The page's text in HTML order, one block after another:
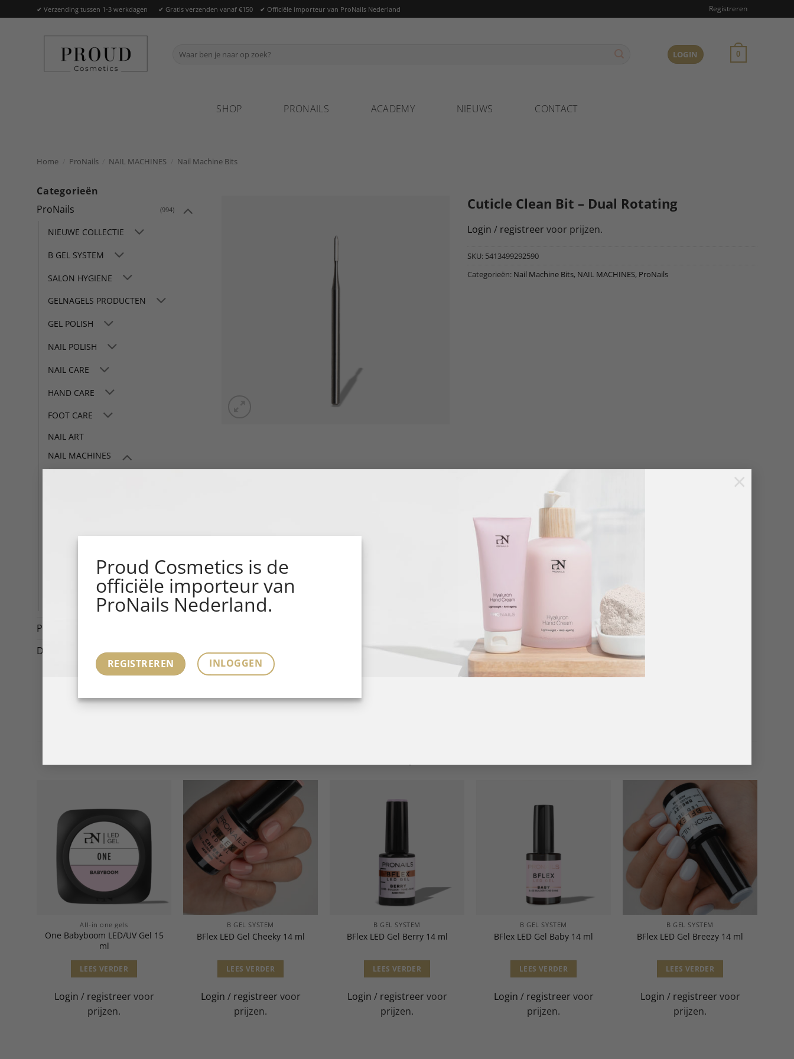
Proud Cosmetics is de
officiële importeur van
ProNails Nederland.
REGISTREREN INLOGGEN
×
naar
✔ Verzending tussen 1-3 werkdagen ✔ Gratis verzenden vanaf €150 ✔ Officiële importeur van ProNails Nederland Registreren
Zoeken
LOGIN 0
SHOP PRONAILS ACADEMY NIEUWS CONTACT
Home ProNails NAIL MACHINES Nail Machine Bits
Categorieën
ProNails
(994)
NIEUWE COLLECTIE
B GEL SYSTEM
SALON HYGIENE
GELNAGELS PRODUCTEN
GEL POLISH
NAIL POLISH
NAIL CARE
HAND CARE
FOOT CARE
NAIL ART
NAIL MACHINES
E-LEARNINGS
Promotions
Diversen
Cuticle Clean Bit – Dual Rotating
Login / registreer voor prijzen.
SKU: 5413499292590
Categorieën: Nail Machine Bits, NAIL MACHINES, ProNails
All-in one gels
One Babyboom LED/UV Gel 15
ml
LEES VERDER
Login / registreer voor
prijzen.
B GEL SYSTEM
BFlex LED Gel Cheeky 14 ml
LEES VERDER
Login / registreer voor
prijzen.
B GEL SYSTEM
BFlex LED Gel Berry 14 ml
LEES VERDER
Login / registreer voor
prijzen.
B GEL SYSTEM
BFlex LED Gel Baby 14 ml
LEES VERDER
Login / registreer voor
prijzen.
B GEL SYSTEM
BFlex LED Gel Breezy 14 ml
LEES VERDER
Login / registreer voor
prijzen.